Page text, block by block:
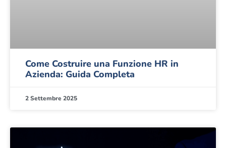
Come Costruire una Funzione HR in
Azienda: Guida Completa
2 Settembre 2025